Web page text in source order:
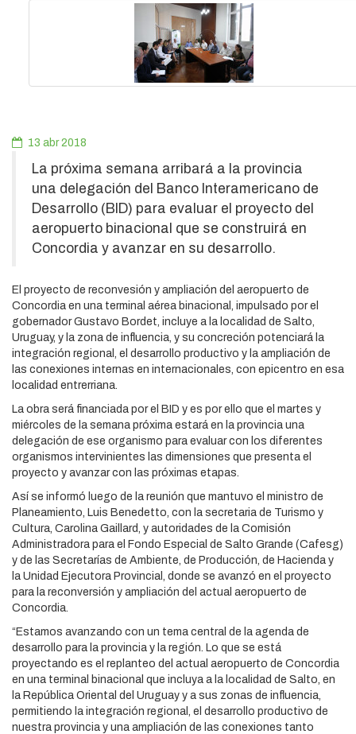
13 abr 2018
La próxima semana arribará a la provincia
una delegación del Banco Interamericano de
Desarrollo (BID) para evaluar el proyecto del
aeropuerto binacional que se construirá en
Concordia y avanzar en su desarrollo.
El proyecto de reconvesión y ampliación del aeropuerto de
Concordia en una terminal aérea binacional, impulsado por el
gobernador Gustavo Bordet, incluye a la localidad de Salto,
Uruguay, y la zona de influencia, y su concreción potenciará la
integración regional, el desarrollo productivo y la ampliación de
las conexiones internas en internacionales, con epicentro en esa
localidad entrerriana.
La obra será financiada por el BID y es por ello que el martes y
miércoles de la semana próxima estará en la provincia una
delegación de ese organismo para evaluar con los diferentes
organismos intervinientes las dimensiones que presenta el
proyecto y avanzar con las próximas etapas.
Así se informó luego de la reunión que mantuvo el ministro de
Planeamiento, Luis Benedetto, con la secretaria de Turismo y
Cultura, Carolina Gaillard, y autoridades de la Comisión
Administradora para el Fondo Especial de Salto Grande (Cafesg)
y de las Secretarías de Ambiente, de Producción, de Hacienda y
la Unidad Ejecutora Provincial, donde se avanzó en el proyecto
para la reconversión y ampliación del actual aeropuerto de
Concordia.
“Estamos avanzando con un tema central de la agenda de
desarrollo para la provincia y la región. Lo que se está
proyectando es el replanteo del actual aeropuerto de Concordia
en una terminal binacional que incluya a la localidad de Salto, en
la República Oriental del Uruguay y a sus zonas de influencia,
permitiendo la integración regional, el desarrollo productivo de
nuestra provincia y una ampliación de las conexiones tanto